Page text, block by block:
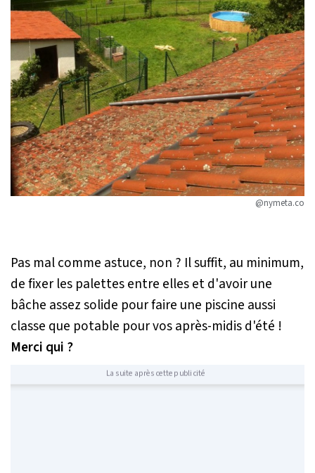
@nymeta.co
Pas mal comme astuce, non ? Il suffit, au minimum,
de fixer les palettes entre elles et d'avoir une
bâche assez solide pour faire une piscine aussi
classe que potable pour vos après-midis d'été !
Merci qui ?
La suite après cette publicité